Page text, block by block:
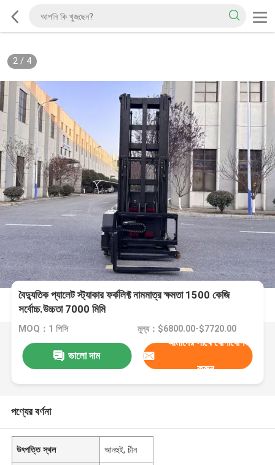
2/ 4
বৈদ্যুতিক প্যালেট স্ট্যাকার ফর্কলিফ্ট নামমাত্র ক্ষমতা 1500 কেজি
সর্বোচ্চ.উচ্চতা 7000 মিমি
MOQ：1 পিসি মূল্য：$6800.00-$7720.00
ভালো দাম
আমাদের সাথে যোগাযোগ
করুন
পণ্যের বর্ণনা
উৎপত্তি স্থল আনহুই, চীন